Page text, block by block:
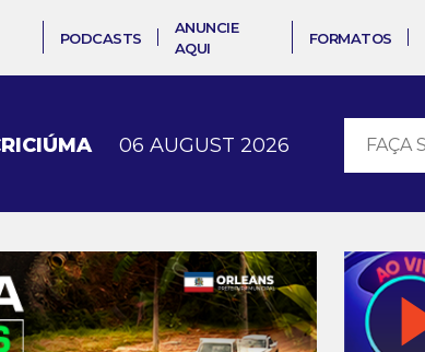
PODCASTS
ANUNCIE
AQUI
FORMATOS
06 AUGUST 2026